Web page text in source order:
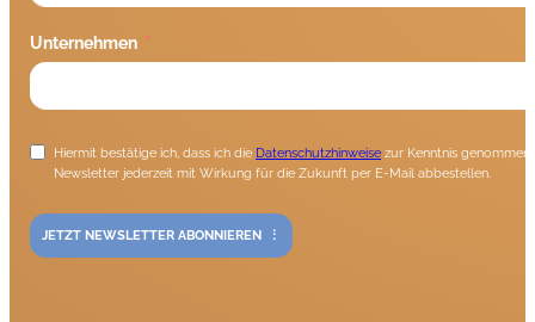
Unternehmen
Hiermit bestätige ich, dass ich die Datenschutzhinweise zur Kenntnis
Newsletter jederzeit mit Wirkung für die Zukunft per E-Mail abbestellen.
JETZT NEWSLETTER ABONNIEREN